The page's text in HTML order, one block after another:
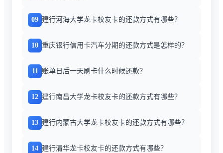
09 建行河海大学龙卡校友卡的还款方式有哪些？
10 重庆银行信用卡汽车分期的还款方式是怎样的？
11 账单日后一天刷卡什么时候还款？
12 建行南昌大学龙卡校友卡的还款方式有哪些？
13 建行内蒙古大学龙卡校友卡的还款方式有哪些？
14 建行清华龙卡校友卡的还款方式有哪些？